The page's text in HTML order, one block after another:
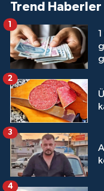
Trend Haberler
1
2
3
4